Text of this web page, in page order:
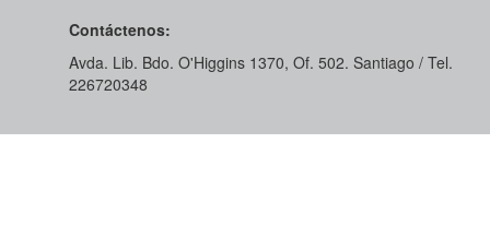
Contáctenos:
Avda. Lib. Bdo. O'Higgins 1370, Of. 502. Santiago / Tel.
226720348